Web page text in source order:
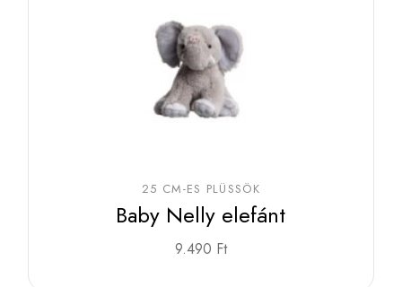
25 CM-ES PLÜSSÖK
Baby Nelly elefánt
9.490 Ft